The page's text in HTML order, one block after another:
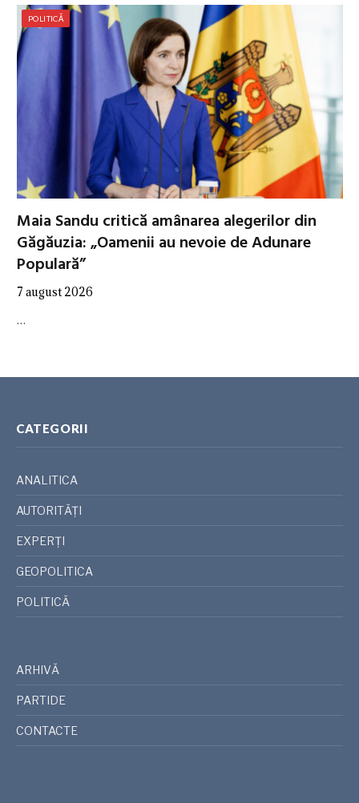
POLITICĂ
Maia Sandu critică amânarea alegerilor din
Găgăuzia: „Oamenii au nevoie de Adunare
Populară”
7 august 2026
…
CATEGORII
ANALITICA
AUTORITĂȚI
EXPERȚI
GEOPOLITICA
POLITICĂ
ARHIVĂ
PARTIDE
CONTACTE